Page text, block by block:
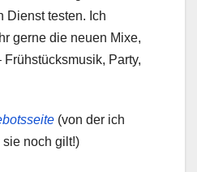
Dienst testen. Ich
gerne die neuen Mixe,
Party,
(von der ich
noch gilt!)